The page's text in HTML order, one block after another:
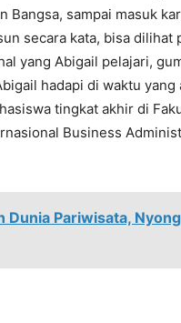
Bangsa, sampai masuk
secara kata, bisa
yang Abigail pelajari,
hadapi di waktu yang
tingkat akhir di
Business
Dunia Pariwisata,